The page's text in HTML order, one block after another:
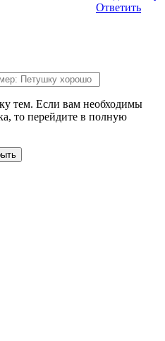
Ответить
тем. Если вам необходимы
то перейдите в полную